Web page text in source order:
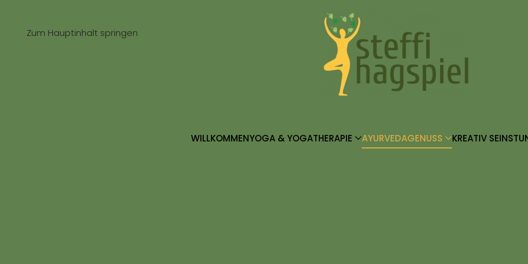
Zum Hauptinhalt springen
WILLKOMMENYOGA & YOGATHERAPIE AYURVEDAGENUSS KREATIV SEIN